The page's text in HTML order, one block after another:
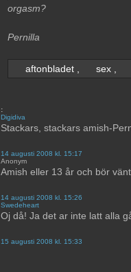
orgasm?
Pernilla
aftonbladet, sex,
:
Digidiva
Stackars, stackars amish-
14 augusti 2008 kl. 15:17
Anonym
Amish eller 13 år och bör
14 augusti 2008 kl. 15:26
Swedeheart
Oj då! Ja det ar inte latt alla
15 augusti 2008 kl. 15:33